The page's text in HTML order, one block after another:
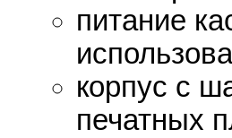
питание
корпус с
печатных